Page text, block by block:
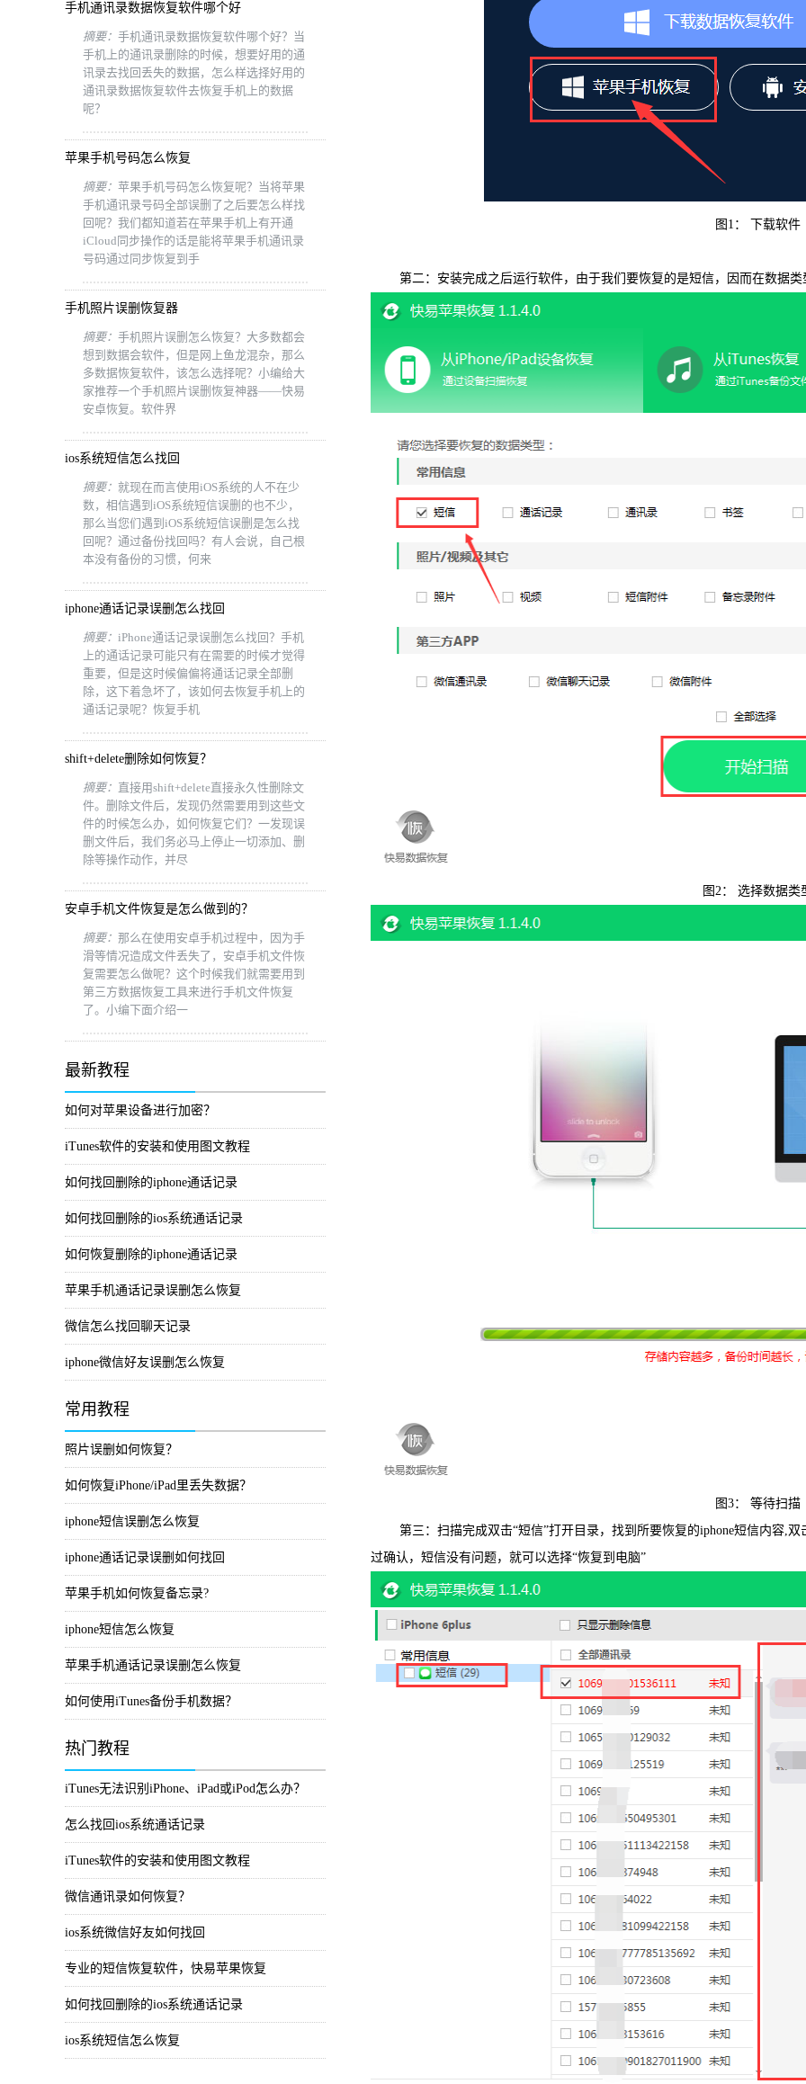
快易
WIN版下
手机通讯录数据恢复软件哪个好
摘要： 手机通讯录数据恢复软件哪个好？当
手机上的通讯录删除的时候，想要好用的通
讯录去找回丢失的数据，怎么样选择好用的
通讯录数据恢复软件去恢复手机上的数据
呢？
苹果手机号码怎么恢复
摘要： 苹果手机号码怎么恢复呢？当将苹果
手机通讯录号码全部误删了之后要怎么样找
回呢？我们都知道若在苹果手机上有开通
iCloud同步操作的话是能将苹果手机通讯录
号码通过同步恢复到手
手机照片误删恢复器
摘要： 手机照片误删怎么恢复？大多数都会
想到数据会软件，但是网上鱼龙混杂，那么
多数据恢复软件，该怎么选择呢？小编给大
家推荐一个手机照片误删恢复神器——快易
安卓恢复。软件界
ios系统短信怎么找回
摘要： 就现在而言使用iOS系统的人不在少
数，相信遇到iOS系统短信误删的也不少，
那么当您们遇到iOS系统短信误删是怎么找
回呢？通过备份找回吗？有人会说，自己根
本没有备份的习惯，何来
iphone通话记录误删怎么找回
摘要： iPhone通话记录误删怎么找回？手机
上的通话记录可能只有在需要的时候才觉得
重要，但是这时候偏偏将通话记录全部删
除，这下着急坏了，该如何去恢复手机上的
通话记录呢？恢复手机
shift+delete删除如何恢复？
摘要： 直接用shift+delete直接永久性删除文
件。删除文件后，发现仍然需要用到这些文
件的时候怎么办，如何恢复它们？一发现误
删文件后，我们务必马上停止一切添加、删
除等操作动作，并尽
安卓手机文件恢复是怎么做到的？
摘要： 那么在使用安卓手机过程中，因为手
滑等情况造成文件丢失了，安卓手机文件恢
复需要怎么做呢？这个时候我们就需要用到
第三方数据恢复工具来进行手机文件恢复
了。小编下面介绍一
最新教程
如何对苹果设备进行加密？
iTunes软件的安装和使用图文教程
如何找回删除的iphone通话记录
如何找回删除的ios系统通话记录
如何恢复删除的iphone通话记录
苹果手机通话记录误删怎么恢复
微信怎么找回聊天记录
iphone微信好友误删怎么恢复
常用教程
照片误删如何恢复？
如何恢复iPhone/iPad里丢失数据？
iphone短信误删怎么恢复
iphone通话记录误删如何找回
苹果手机如何恢复备忘录?
iphone短信怎么恢复
苹果手机通话记录误删怎么恢复
如何使用iTunes备份手机数据？
热门教程
iTunes无法识别iPhone、iPad或iPod怎么办？
怎么找回ios系统通话记录
iTunes软件的安装和使用图文教程
微信通讯录如何恢复？
ios系统微信好友如何找回
专业的短信恢复软件，快易苹果恢复
如何找回删除的ios系统通话记录
ios系统短信怎么恢复
图1： 下载软件
第二：安装完成之后运行软件，由于我们要恢复的是短信，因而在数据类
图2： 选择数据类
图3： 等待扫描
第三：扫描完成双击“短信”打开目录，找到所要恢复的iphone短信内容,双
过确认，短信没有问题，就可以选择“恢复到电脑”